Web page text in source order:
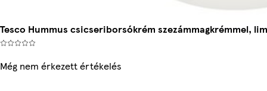
Tesco Hummus csicseriborsókrém szezámmagkrémmel,
Még nem érkezett értékelés